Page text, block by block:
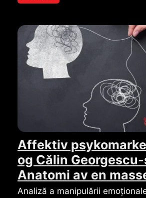
Affektiv
og Călin
Anatomi av en
Analiză a manipulării